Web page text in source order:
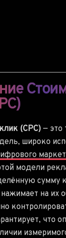
(CPC) — это
широко
модели
сумму
на их
что